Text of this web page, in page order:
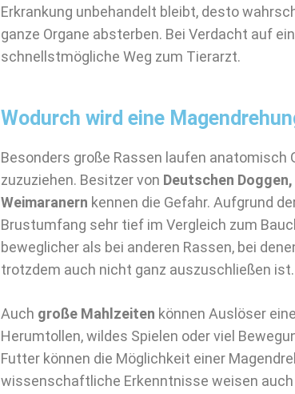
Erkrankung unbehandelt bleibt, desto
ganze Organe absterben. Bei Verdacht auf
schnellstmögliche Weg zum Tierarzt.
Wodurch wird eine
Besonders große Rassen laufen anatomisch
zuzuziehen. Besitzer von Deutschen
Weimaranern kennen die Gefahr. Aufgrund
Brustumfang sehr tief im Vergleich zum
beweglicher als bei anderen Rassen, bei
trotzdem auch nicht ganz auszuschließen ist.
Auch große Mahlzeiten können Auslöser
Herumtollen, wildes Spielen oder viel
Futter können die Möglichkeit einer
wissenschaftliche Erkenntnisse weisen